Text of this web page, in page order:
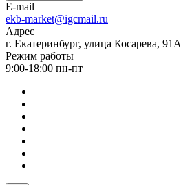
E-mail
ekb-market@igcmail.ru
Адрес
г. Екатеринбург, улица Косарева, 91А
Режим работы
9:00-18:00 пн-пт